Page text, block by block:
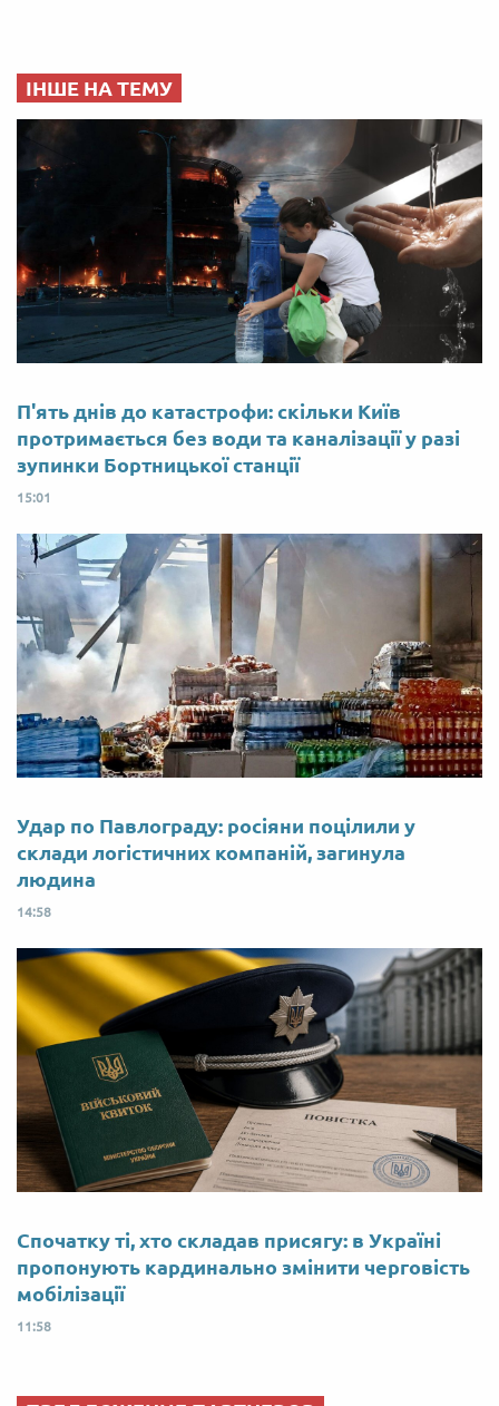
ІНШЕ НА ТЕМУ
П'ять днів до катастрофи: скільки Київ
протримається без води та каналізації у разі
зупинки Бортницької станції
15:01
Удар по Павлограду: росіяни поцілили у
склади логістичних компаній, загинула
людина
14:58
Спочатку ті, хто складав присягу: в Україні
пропонують кардинально змінити черговість
мобілізації
11:58